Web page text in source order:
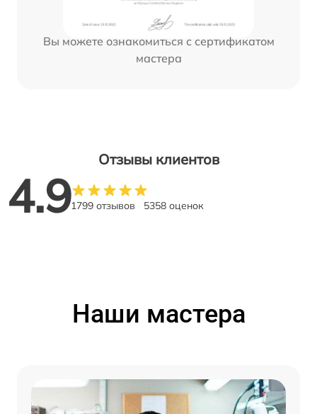
Вы можете ознакомиться с сертификатом
мастера
Отзывы клиентов
4.91799 отзывов 5358 оценок
Наши мастера